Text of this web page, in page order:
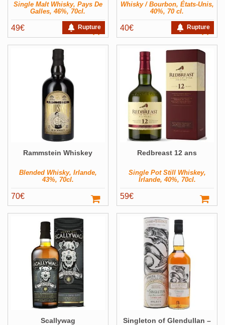
Rupture
Single Malt Whisky, Pays De
Galles, 46%, 70cl.
49€ Rupture
Whisky / Bourbon, États-Unis,
40%, 70 cl.
40€
Rammstein Whiskey
Blended Whisky, Irlande,
43%, 70cl.
70€
Redbreast 12 ans
Single Pot Still Whiskey,
Irlande, 40%, 70cl.
59€
Scallywag
Singleton of Glendullan –